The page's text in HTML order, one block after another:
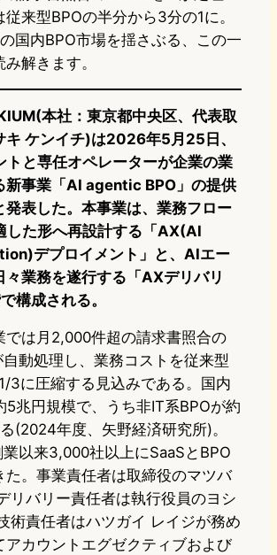
従来型BPOの半分から3分の1に。
国内BPO市場を揺さぶる、この一
解きます。
本社：東京都中央区、代表取
キ ケンイチ)は2026年5月25日、
トと専任オペレーターが企業の業
新事業「AI agentic BPO」の提供
発表した。本事業は、業務フロー
した形へ再設計する「AX(AI
デプロイメント」と、AIエー
々業務を遂行する「AXデリバリ
構成される。
では月2,000件超の請求書照合の
動処理し、業務コストを従来型
3に圧縮する見込みである。国内
5兆円規模で、うち非IT系BPOが約
(2024年度、矢野経済研究所)。
以来3,000社以上にSaaSとBPO
た。事業責任者は取締役のマツバ
リバリー責任者は執行役員のヨシ
術責任者はハツガイ レイジが務め
アカウントエグゼクティブおよび